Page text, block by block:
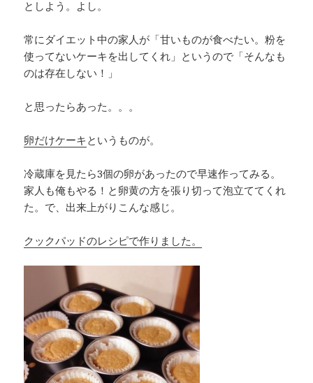
としよう。よし。
常にダイエット中の家人が「甘いものが食べたい。粉を
使ってないケーキを出してくれ」というので「そんなも
のは存在しない！」
と思ったらあった。。。
卵だけケーキというものが。
冷蔵庫を見たら3個の卵があったので早速作ってみる。
家人も俺もやる！と卵黄の方を張り切って泡立ててくれ
た。で、出来上がりこんな感じ。
クックパッドのレシピで作りました。